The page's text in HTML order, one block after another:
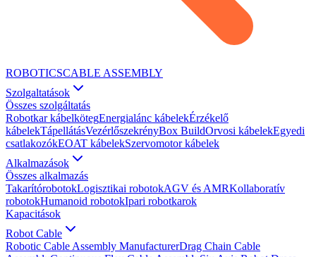
ROBOTICSCABLE ASSEMBLY
Szolgaltatások
Összes szolgáltatás
Robotkar kábelkötegEnergialánc kábelekÉrzékelő
kábelekTápellátásVezérlőszekrényBox BuildOrvosi kábelekEgyedi
csatlakozókEOAT kábelekSzervomotor kábelek
Alkalmazások
Összes alkalmazás
TakarítórobotokLogisztikai robotokAGV és AMRKollaboratív
robotokHumanoid robotokIpari robotkarok
Kapacitások
Robot Cable
Robotic Cable Assembly ManufacturerDrag Chain Cable